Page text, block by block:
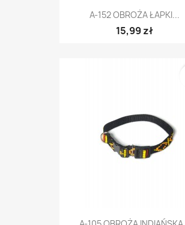
A-152 OBROŻA ŁAPKI...
15,99 zł